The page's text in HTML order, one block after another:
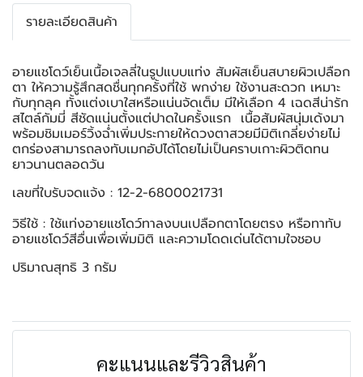
รายละเอียดสินค้า
อายแชโดว์เย็นเนื้อเจลลี่ในรูปแบบแท่ง สัมผัสเย็นสบายผิวเปลือก
ตา ให้ความรู้สึกสดชื่นทุกครั้งที่ใช้ พกง่าย ใช้งานสะดวก เหมาะ
กับทุกลุค ทั้งแต่งเบาใสหรือแน่นจัดเต็ม มีให้เลือก 4 เฉดสีน่ารัก
สไตล์กัมมี่ สีชัดแน่นตั้งแต่ปาดในครั้งแรก เนื้อสัมผัสนุ่มเด้งมา
พร้อมชิมเมอร์วิ้งฉ่ำเพิ่มประกายให้ดวงตาสวยมีมิติเกลี่ยง่ายไม่
ตกร่องสามารถลงทับเมกอัปได้โดยไม่เป็นคราบเกาะผิวติดทน
ยาวนานตลอดวัน
เลขที่ใบรับจดแจ้ง : 12-2-6800021731
วิธีใช้ : ใช้แท่งอายแชโดว์ทาลงบนเปลือกตาโดยตรง หรือทาทับ
อายแชโดว์สีอื่นเพื่อเพิ่มมิติ และความโดดเด่นได้ตามใจชอบ
ปริมาณสุทธิ 3 กรัม
คะแนนและรีวิวสินค้า